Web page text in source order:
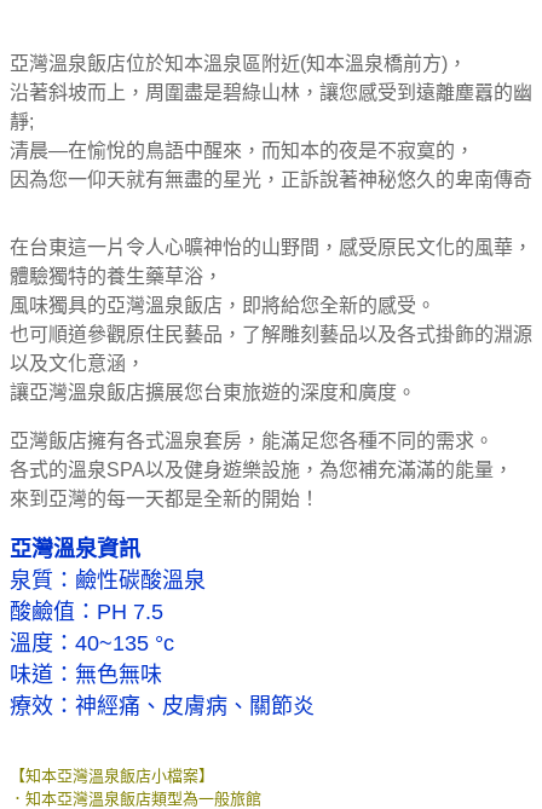
亞灣溫泉飯店位於知本溫泉區附近(知本溫泉橋前方)，
沿著斜坡而上，周圍盡是碧綠山林，讓您感受到遠離塵囂的幽
靜;
清晨—在愉悅的鳥語中醒來，而知本的夜是不寂寞的，
因為您一仰天就有無盡的星光，正訴說著神秘悠久的卑南傳奇
在台東這一片令人心曠神怡的山野間，感受原民文化的風華，
體驗獨特的養生藥草浴，
風味獨具的亞灣溫泉飯店，即將給您全新的感受。
也可順道參觀原住民藝品，了解雕刻藝品以及各式掛飾的淵源
以及文化意涵，
讓亞灣溫泉飯店擴展您台東旅遊的深度和廣度。
亞灣飯店擁有各式溫泉套房，能滿足您各種不同的需求。
各式的溫泉SPA以及健身遊樂設施，為您補充滿滿的能量，
來到亞灣的每一天都是全新的開始！
亞灣溫泉資訊
泉質：鹼性碳酸溫泉
酸鹼值：PH 7.5
溫度：40~135 °c
味道：無色無味
療效：神經痛、皮膚病、關節炎
【知本亞灣溫泉飯店小檔案】
．知本亞灣溫泉飯店類型為一般旅館